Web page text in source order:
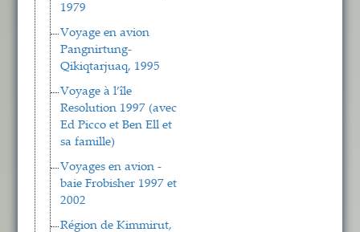
1979
Voyage en avion
Pangnirtung-
Qikiqtarjuaq, 1995
Voyage à l’île
Resolution 1997 (avec
Ed Picco et Ben Ell et
sa famille)
Voyages en avion -
baie Frobisher 1997 et
2002
Région de Kimmirut,